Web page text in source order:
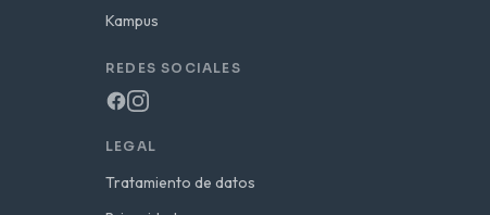
Kampus
REDES SOCIALES
LEGAL
Tratamiento de datos